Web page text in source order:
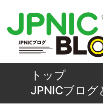
トップ
JPNICブログ